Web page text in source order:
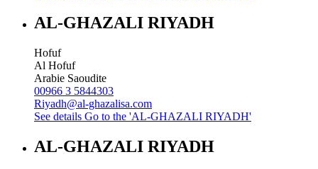
AL-GHAZALI RIYADH
Hofuf
Al Hofuf
Arabie Saoudite
00966 3 5844303
Riyadh@al-ghazalisa.com
See details Go to the 'AL-GHAZALI RIYADH'
AL-GHAZALI RIYADH